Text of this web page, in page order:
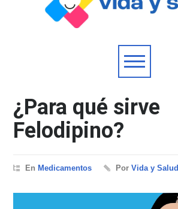
¿Para qué sirve
Felodipino?
En Medicamentos PorVida y Salud